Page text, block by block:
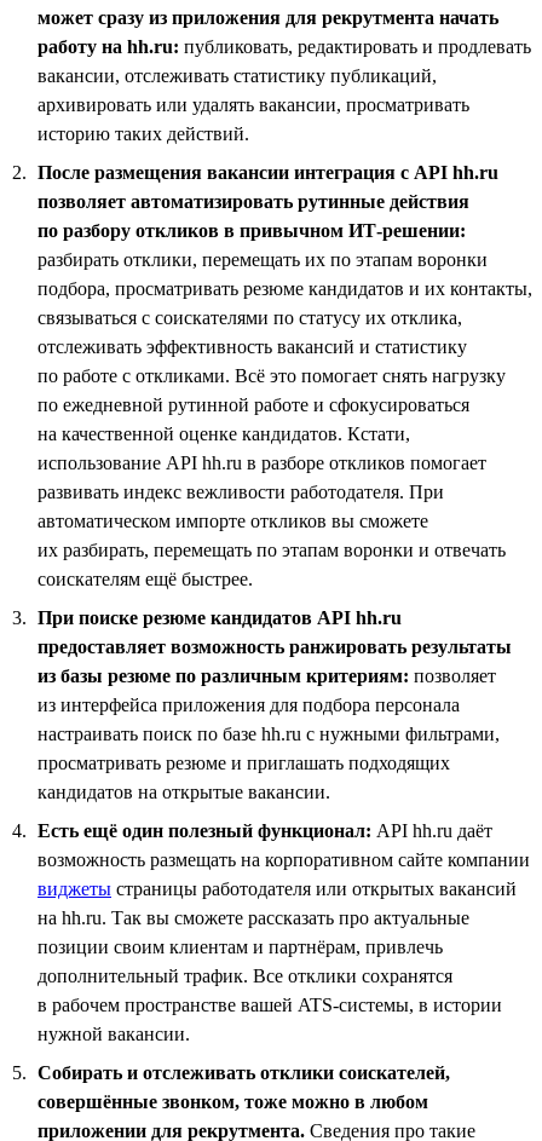
может сразу из приложения для рекрутмента начать
работу на hh.ru: публиковать, редактировать и продлевать
вакансии, отслеживать статистику публикаций,
архивировать или удалять вакансии, просматривать
историю таких действий.
После размещения вакансии интеграция с API hh.ru
позволяет автоматизировать рутинные действия
по разбору откликов в привычном ИТ-решении:
разбирать отклики, перемещать их по этапам воронки
подбора, просматривать резюме кандидатов и их контакты,
связываться с соискателями по статусу их отклика,
отслеживать эффективность вакансий и статистику
по работе с откликами. Всё это помогает снять нагрузку
по ежедневной рутинной работе и сфокусироваться
на качественной оценке кандидатов. Кстати,
использование API hh.ru в разборе откликов помогает
развивать индекс вежливости работодателя. При
автоматическом импорте откликов вы сможете
их разбирать, перемещать по этапам воронки и отвечать
соискателям ещё быстрее.
При поиске резюме кандидатов API hh.ru
предоставляет возможность ранжировать результаты
из базы резюме по различным критериям: позволяет
из интерфейса приложения для подбора персонала
настраивать поиск по базе hh.ru с нужными фильтрами,
просматривать резюме и приглашать подходящих
кандидатов на открытые вакансии.
Есть ещё один полезный функционал: API hh.ru даёт
возможность размещать на корпоративном сайте компании
виджеты страницы работодателя или открытых вакансий
на hh.ru. Так вы сможете рассказать про актуальные
позиции своим клиентам и партнёрам, привлечь
дополнительный трафик. Все отклики сохранятся
в рабочем пространстве вашей ATS-системы, в истории
нужной вакансии.
Собирать и отслеживать отклики соискателей,
совершённые звонком, тоже можно в любом
приложении для рекрутмента. Сведения про такие